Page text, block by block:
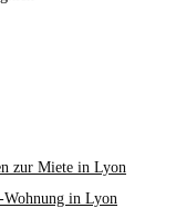
zur Miete in Lyon
in Lyon